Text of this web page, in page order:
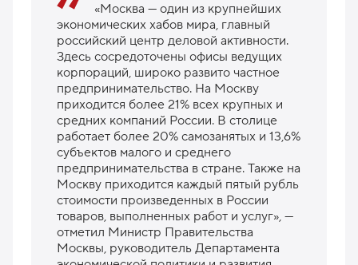
«Москва — один из крупнейших
экономических хабов мира, главный
российский центр деловой активности.
Здесь сосредоточены офисы ведущих
корпораций, широко развито частное
предпринимательство. На Москву
приходится более 21% всех крупных и
средних компаний России. В столице
работает более 20% самозанятых и 13,6%
субъектов малого и среднего
предпринимательства в стране. Также на
Москву приходится каждый пятый рубль
стоимости произведенных в России
товаров, выполненных работ и услуг», —
отметил Министр Правительства
Москвы, руководитель Департамента